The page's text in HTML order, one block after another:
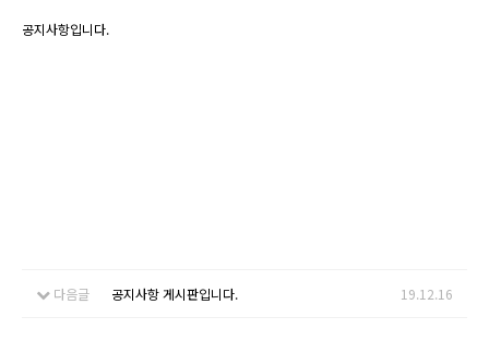
공지사항입니다.
다음글 공지사항 게시판입니다. 19.12.16